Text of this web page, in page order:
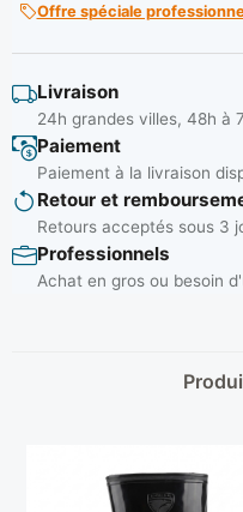
Offre spéciale
Livraison
24h grandes villes, 48h à
Paiement
Paiement à la livraison
Retour et
Retours acceptés sous 3
Professionnels
Achat en gros ou besoin